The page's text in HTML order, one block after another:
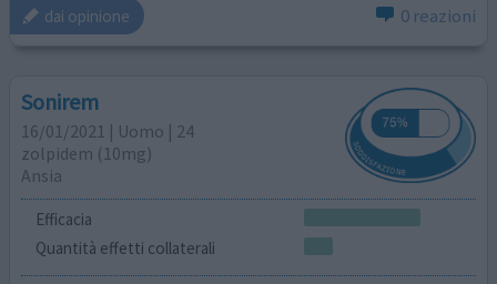
dai opinione 0 reazioni
Sonirem
16/01/2021 | Uomo | 24
zolpidem (10mg)
Ansia
Efficacia
Quantità effetti collaterali